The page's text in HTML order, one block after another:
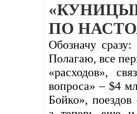
ПО
Обозначу
Полагаю, все
«расходов»,
вопроса» – $4
Бойко»,